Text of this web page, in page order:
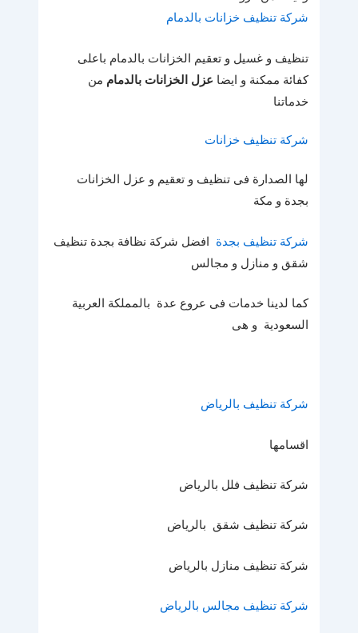
شركة تنظيف خزانات بالدمام
تنظيف و غسيل و تعقيم الخزانات بالدمام باعلى
كفائة ممكنة و ايضا عزل الخزانات بالدمام من
خدماتنا
شركة تنظيف خزانات
لها الصدارة فى تنظيف و تعقيم و عزل الخزانات
بجدة و مكة
شركة تنظيف بجدة افضل شركة نظافة بجدة تنظيف
شقق و منازل و مجالس
كما لدينا خدمات فى عروع عدة بالمملكة العربية
السعودية و هى
شركة تنظيف بالرياض
اقسامها
شركة تنظيف فلل بالرياض
شركة تنظيف شقق بالرياض
شركة تنظيف منازل بالرياض
شركة تنظيف مجالس بالرياض